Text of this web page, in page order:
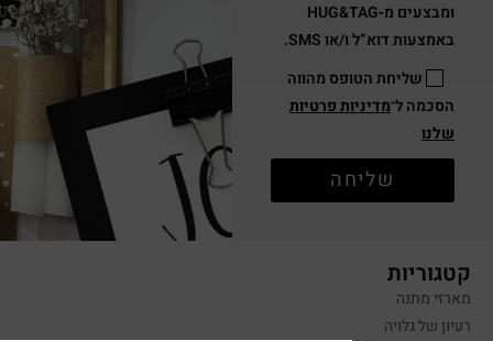
ומבצעים מ-HUG&TAG
באמצעות דוא”ל ו/או SMS.
שליחת הטופס מהווה
הסכמה ל־מדיניות פרטיות
שלנו
שליחה
קטגוריות
מארזי מתנה
רעיון של גלויה